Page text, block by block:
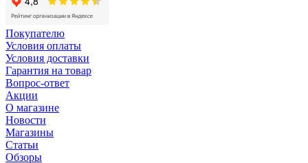
Покупателю
Условия оплаты
Условия доставки
Гарантия на товар
Вопрос-ответ
Акции
О магазине
Новости
Магазины
Статьи
Обзоры